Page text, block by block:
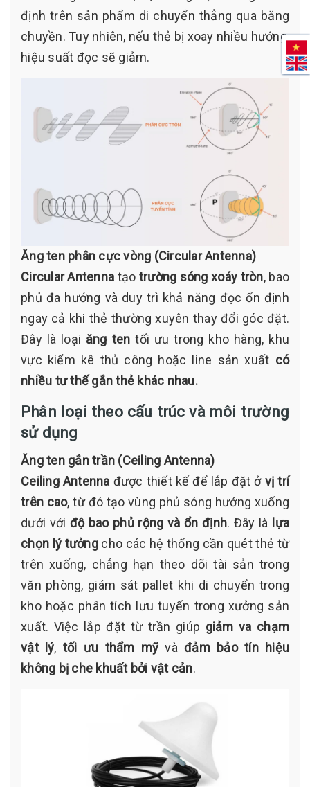
định trên sản phẩm di chuyển thẳng qua băng
chuyền. Tuy nhiên, nếu thẻ bị xoay nhiều hướng,
hiệu suất đọc sẽ giảm.
Ăng ten phân cực vòng (Circular Antenna)
Circular Antenna tạo trường sóng xoáy tròn, bao
phủ đa hướng và duy trì khả năng đọc ổn định
ngay cả khi thẻ thường xuyên thay đổi góc đặt.
Đây là loại ăng ten tối ưu trong kho hàng, khu
vực kiểm kê thủ công hoặc line sản xuất có
nhiều tư thế gắn thẻ khác nhau.
Phân loại theo cấu trúc và môi trường
sử dụng
Ăng ten gắn trần (Ceiling Antenna)
Ceiling Antenna được thiết kế để lắp đặt ở vị trí
trên cao, từ đó tạo vùng phủ sóng hướng xuống
dưới với độ bao phủ rộng và ổn định. Đây là lựa
chọn lý tưởngcho các hệ thống cần quét thẻ từ
trên xuống, chẳng hạn theo dõi tài sản trong
văn phòng, giám sát pallet khi di chuyển trong
kho hoặc phân tích lưu tuyến trong xưởng sản
xuất. Việc lắp đặt từ trần giúp giảm va chạm
vật lý, tối ưu thẩm mỹ vàđảm bảo tín hiệu
không bị che khuất bởi vật cản.